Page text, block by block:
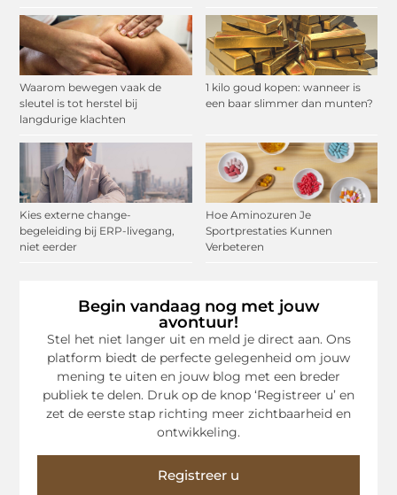
Waarom bewegen vaak de
sleutel is tot herstel bij
langdurige klachten
1 kilo goud kopen: wanneer is
een baar slimmer dan munten?
Kies externe change-
begeleiding bij ERP-livegang,
niet eerder
Hoe Aminozuren Je
Sportprestaties Kunnen
Verbeteren
Begin vandaag nog met jouw
avontuur!
Stel het niet langer uit en meld je direct aan. Ons
platform biedt de perfecte gelegenheid om jouw
mening te uiten en jouw blog met een breder
publiek te delen. Druk op de knop ‘Registreer u’ en
zet de eerste stap richting meer zichtbaarheid en
ontwikkeling.
Registreer u